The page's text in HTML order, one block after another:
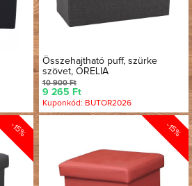
Összehajtható puff, szürke
szövet, ORELIA
10 900 Ft
9 265 Ft
Kuponkód: BUTOR2026
-15% -15%